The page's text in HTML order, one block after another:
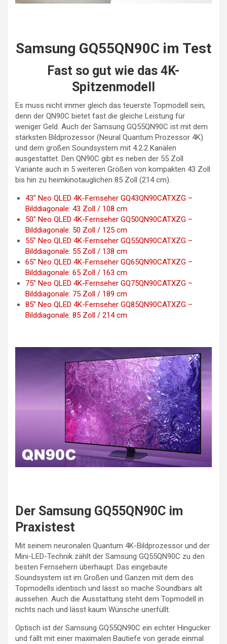
Samsung GQ55QN90C im Test
Fast so gut wie das 4K-
Spitzenmodell
Es muss nicht immer gleich das teuerste Topmodell sein,
denn der QN90C bietet fast die gleiche Leistung für
weniger Geld. Auch der Samsung GQ55QN90C ist mit dem
stärksten Bildprozessor (Neural Quantum Prozessor 4K)
und dem großen Soundsystem mit 4.2.2 Kanälen
ausgestattet. Den QN90C gibt es neben der 55 Zoll
Variante auch in 5 weiteren Größen von kompakten 43 Zoll
bis hin zu heimkinotauglichen 85 Zoll (214 cm).
43″ Neo QLED 4K-Fernseher GQ43QN90CATXZG –
Bilddiagonale: 43 Zoll / 108 cm
50″ Neo QLED 4K-Fernseher GQ50QN90CATXZG –
Bilddiagonale: 50 Zoll / 125 cm
55″ Neo QLED 4K-Fernseher GQ55QN90CATXZG –
Bilddiagonale: 55 Zoll / 138 cm
65″ Neo QLED 4K-Fernseher GQ65QN90CATXZG –
Bilddiagonale: 65 Zoll / 163 cm
75″ Neo QLED 4K-Fernseher GQ75QN90CATXZG –
Bilddiagonale: 75 Zoll / 189 cm
85″ Neo QLED 4K-Fernseher GQ85QN90CATXZG –
Bilddiagonale: 85 Zoll / 214 cm
Der Samsung GQ55QN90C im
Praxistest
Mit seinem neuronalen Quantum 4K-Bildprozessor und der
Mini-LED-Technik zählt der Samsung GQ55QN90C zu den
besten Fernsehern überhaupt. Das eingebaute
Soundsystem ist im Großen und Ganzen mit dem des
Topmodells identisch und lässt so mache Soundbars alt
aussehen. Auch die Ausstattung steht dem Topmodell in
nichts nach und lässt kaum Wünsche unerfüllt.
Optisch ist der Samsung GQ55QN90C ein echter Hingucker
und fällt mit einer maximalen Bautiefe von gerade einmal